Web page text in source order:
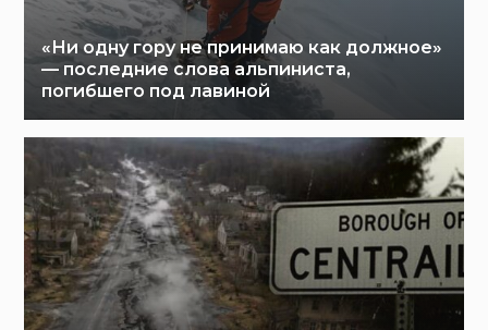
«Ни одну гору не принимаю как должное»
— последние слова альпиниста,
погибшего под лавиной